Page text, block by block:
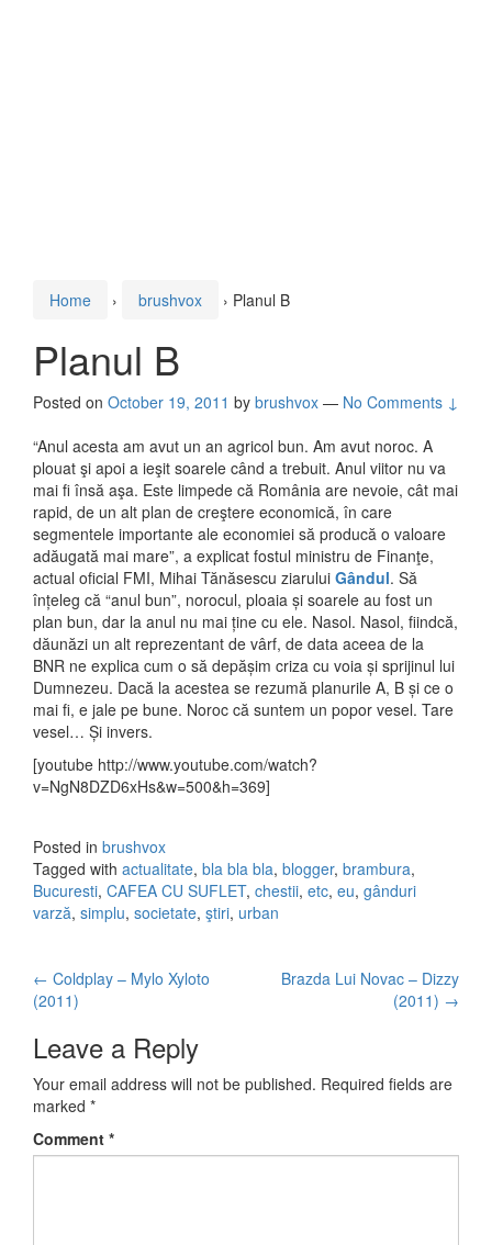
Home › brushvox › Planul B
Planul B
Posted on October 19, 2011 by brushvox — No Comments ↓
“Anul acesta am avut un an agricol bun. Am avut noroc. A
plouat şi apoi a ieşit soarele când a trebuit. Anul viitor nu va
mai fi însă aşa. Este limpede că România are nevoie, cât mai
rapid, de un alt plan de creştere economică, în care
segmentele importante ale economiei să producă o valoare
adăugată mai mare”, a explicat fostul ministru de Finanţe,
actual oficial FMI, Mihai Tănăsescu ziarului Gândul. Să
înțeleg că “anul bun”, norocul, ploaia și soarele au fost un
plan bun, dar la anul nu mai ține cu ele. Nasol. Nasol, fiindcă,
dăunăzi un alt reprezentant de vârf, de data aceea de la
BNR ne explica cum o să depășim criza cu voia și sprijinul lui
Dumnezeu. Dacă la acestea se rezumă planurile A, B și ce o
mai fi, e jale pe bune. Noroc că suntem un popor vesel. Tare
vesel… Și invers.
[youtube http://www.youtube.com/watch?
v=NgN8DZD6xHs&w=500&h=369]
Posted in brushvox
Tagged with actualitate, bla bla bla, blogger, brambura,
Bucuresti, CAFEA CU SUFLET, chestii, etc, eu, gânduri
varză, simplu, societate, ştiri, urban
Post navigation
← Coldplay – Mylo Xyloto
(2011)
Brazda Lui Novac – Dizzy
(2011) →
Leave a Reply
Your email address will not be published. Required fields are
marked *
Comment *